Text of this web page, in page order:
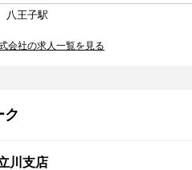
八王子駅
会社の求人一覧を見る
ク
川支店